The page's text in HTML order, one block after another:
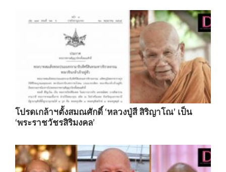
โปรดเกล้าฯตั้งสมณศักดิ์ ‘หลวงปู่สี สิริญาโณ’ เป็น
‘พระราชวัชรสิริมงคล’